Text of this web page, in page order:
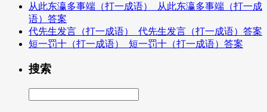
从此东瀛多事端（打一成语）_从此东瀛多事端（打一成
语）答案
代先生发言（打一成语）_代先生发言（打一成语）答案
短一罚十（打一成语）_短一罚十（打一成语）答案
搜索